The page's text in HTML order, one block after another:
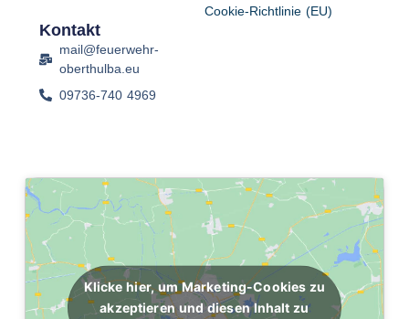
Cookie-Richtlinie (EU)
Kontakt
mail@feuerwehr-
oberthulba.eu
09736-740 4969
Klicke hier, um Marketing-Cookies zu
akzeptieren und diesen Inhalt zu